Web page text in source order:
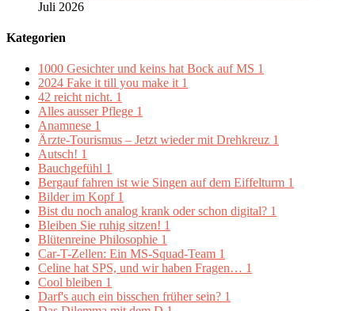
Juli 2026
Kategorien
1000 Gesichter und keins hat Bock auf MS 1
2024 Fake it till you make it 1
42 reicht nicht. 1
Alles ausser Pflege 1
Anamnese 1
Ärzte-Tourismus – Jetzt wieder mit Drehkreuz 1
Autsch! 1
Bauchgefühl 1
Bergauf fahren ist wie Singen auf dem Eiffelturm 1
Bilder im Kopf 1
Bist du noch analog krank oder schon digital? 1
Bleiben Sie ruhig sitzen! 1
Blütenreine Philosophie 1
Car-T-Zellen: Ein MS-Squad-Team 1
Celine hat SPS, und wir haben Fragen… 1
Cool bleiben 1
Darf's auch ein bisschen früher sein? 1